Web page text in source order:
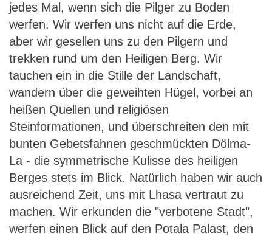
jedes Mal, wenn sich die Pilger zu Boden
werfen. Wir werfen uns nicht auf die Erde,
aber wir gesellen uns zu den Pilgern und
trekken rund um den Heiligen Berg. Wir
tauchen ein in die Stille der Landschaft,
wandern über die geweihten Hügel, vorbei an
heißen Quellen und religiösen
Steinformationen, und überschreiten den mit
bunten Gebetsfahnen geschmückten Dölma-
La - die symmetrische Kulisse des heiligen
Berges stets im Blick. Natürlich haben wir auch
ausreichend Zeit, uns mit Lhasa vertraut zu
machen. Wir erkunden die "verbotene Stadt",
werfen einen Blick auf den Potala Palast, den